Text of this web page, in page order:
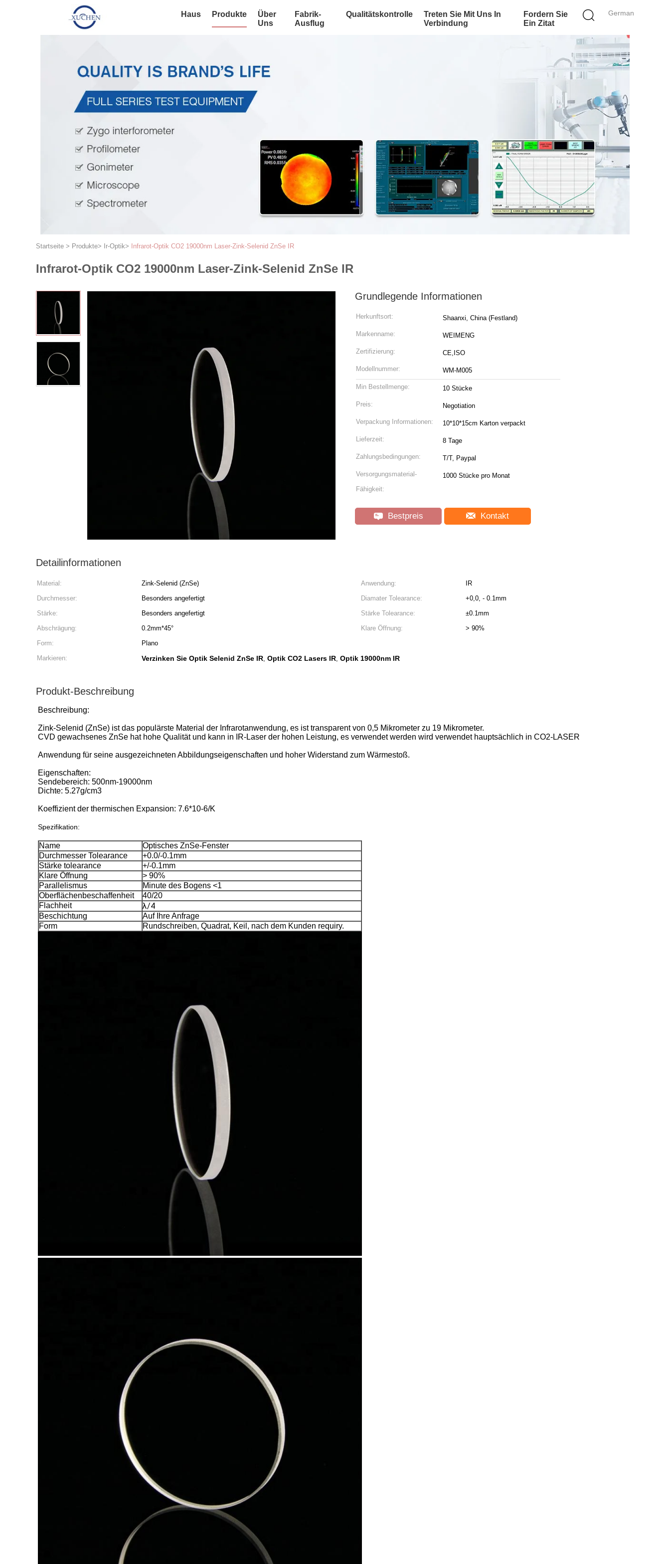
German
Haus Produkte
Über
Uns
Fabrik-
Ausflug
Qualitätskontrolle
Treten Sie Mit Uns In
Verbindung
Fordern Sie
Ein Zitat
Startseite > Produkte> Ir-Optik> Infrarot-Optik CO2 19000nm Laser-Zink-Selenid ZnSe IR
Infrarot-Optik CO2 19000nm Laser-Zink-Selenid ZnSe IR
Grundlegende Informationen
Herkunftsort: Shaanxi, China (Festland)
Markenname: WEIMENG
Zertifizierung: CE,ISO
Modellnummer: WM-M005
Min Bestellmenge: 10 Stücke
Preis: Negotiation
Verpackung Informationen: 10*10*15cm Karton verpackt
Lieferzeit: 8 Tage
Zahlungsbedingungen: T/T, Paypal
Versorgungsmaterial-
Fähigkeit:
1000 Stücke pro Monat
Bestpreis Kontakt
Detailinformationen
Material: Zink-Selenid (ZnSe) Anwendung:
IR
Durchmesser:
Besonders angefertigt Diamater Tolearance:
+0,0, - 0.1mm
Stärke:
Besonders angefertigt Stärke Tolearance:
±0.1mm
Abschrägung:
0.2mm*45° Klare Öffnung:
> 90%
Form:
Plano
Markieren:
Verzinken Sie Optik Selenid ZnSe IR, Optik CO2 Lasers IR, Optik 19000nm IR
Produkt-Beschreibung
Beschreibung:
Zink-Selenid (ZnSe) ist das populärste Material der Infrarotanwendung, es ist transparent von 0,5 Mikrometer zu 19 Mikrometer.
CVD gewachsenes ZnSe hat hohe Qualität und kann in IR-Laser der hohen Leistung, es verwendet werden wird verwendet hauptsächlich in CO2-LASER
Anwendung für seine ausgezeichneten Abbildungseigenschaften und hoher Widerstand zum Wärmestoß.
Eigenschaften:
Sendebereich: 500nm-19000nm
Dichte: 5.27g/cm3
Koeffizient der thermischen Expansion: 7.6*10-6/K
Spezifikation:
Name
Optisches ZnSe-Fenster
Durchmesser Tolearance
+0.0/-0.1mm
Stärke tolearance
+/-0.1mm
Klare Öffnung
> 90%
Parallelismus
Minute des Bogens <1
Oberflächenbeschaffenheit
40/20
Flachheit
λ/4
Beschichtung
Auf Ihre Anfrage
Form
Rundschreiben, Quadrat, Keil, nach dem Kunden requiry.